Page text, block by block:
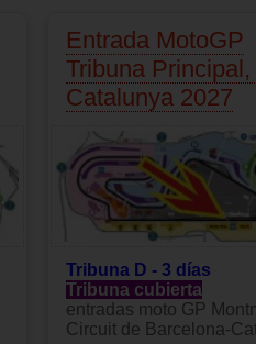
Entrada MotoGP
Tribuna Principal,
Catalunya 2027
Tribuna D - 3 días
Tribuna cubierta
entradas moto GP
Circuit de Barcelona-